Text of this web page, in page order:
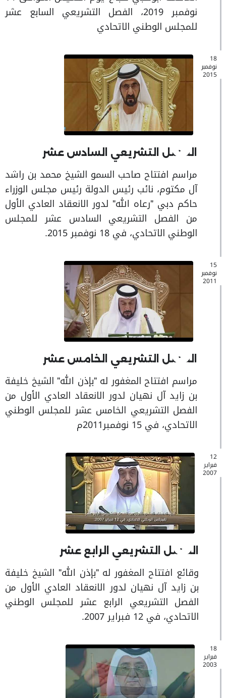
نوفمبر 2019، الفصل التشريعي السابع عشر
للمجلس الوطني الاتحادي
18
نوفمبر
2015
الفصل التشريعي السادس عشر
مراسم افتتاح صاحب السمو الشيخ محمد بن راشد
آل مكتوم، نائب رئيس الدولة رئيس مجلس الوزراء
حاكم دبي "رعاه الله" لدور الانعقاد العادي الأول
من الفصل التشريعي السادس عشر للمجلس
الوطني الاتحادي، في 18 نوفمبر 2015.
15
نوفمبر
2011
الفصل التشريعي الخامس عشر
مراسم افتتاح المغفور له "بإذن الله" الشيخ خليفة
بن زايد آل نهيان لدور الانعقاد العادي الأول من
الفصل التشريعي الخامس عشر للمجلس الوطني
الاتحادي، في 15 نوفمبر2011م
12
فبراير
2007
الفصل التشريعي الرابع عشر
وقائع افتتاح المغفور له "بإذن الله" الشيخ خليفة
بن زايد آل نهيان لدور الانعقاد العادي الأول من
الفصل التشريعي الرابع عشر للمجلس الوطني
الاتحادي، في 12 فبراير 2007.
18
فبراير
2003